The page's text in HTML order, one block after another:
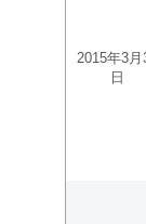
2015年3月
日